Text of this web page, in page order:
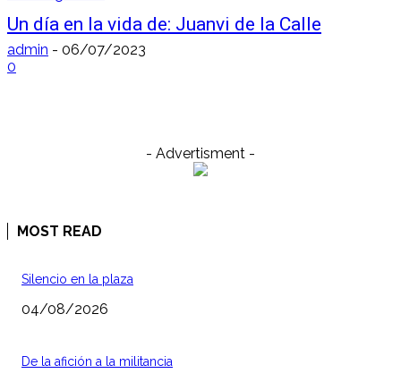
Un día en la vida de: Juanvi de la Calle
admin - 06/07/2023
0
- Advertisment -
MOST READ
Silencio en la plaza
04/08/2026
De la afición a la militancia